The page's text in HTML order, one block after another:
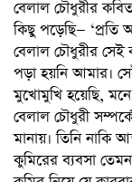
বেলাল চৌধুরীর
কিছু পড়েছি— ‘প্রতি
বেলাল চৌধুরীর
পড়া হয়নি আমার।
মুখোমুখি হয়েছি,
বেলাল চৌধুরী
মানায়। তিনি নাকি
কুমিরের ব্যবসা